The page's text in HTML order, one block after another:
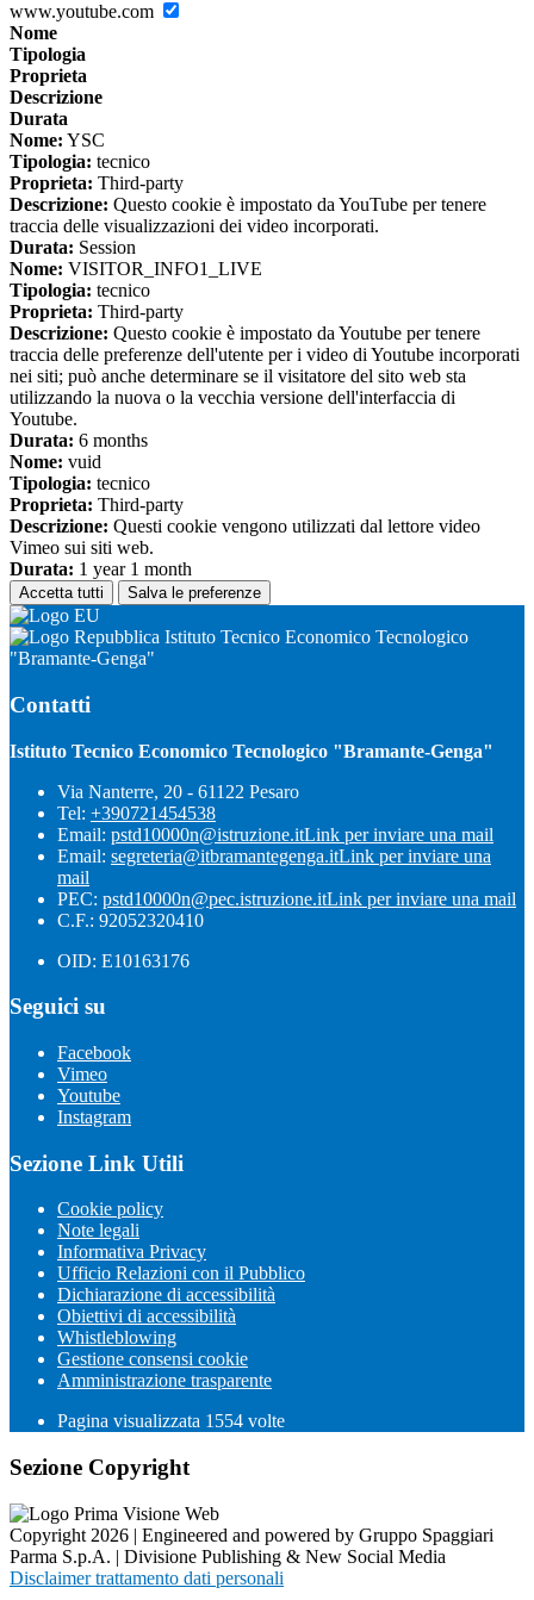
www.youtube.com
Nome
Tipologia
Proprieta
Descrizione
Durata
Nome: YSC
Tipologia: tecnico
Proprieta: Third-party
Descrizione: Questo cookie è impostato da YouTube per tenere
traccia delle visualizzazioni dei video incorporati.
Durata: Session
Nome: VISITOR_INFO1_LIVE
Tipologia: tecnico
Proprieta: Third-party
Descrizione: Questo cookie è impostato da Youtube per tenere
traccia delle preferenze dell'utente per i video di Youtube incorporati
nei siti; può anche determinare se il visitatore del sito web sta
utilizzando la nuova o la vecchia versione dell'interfaccia di
Youtube.
Durata: 6 months
Nome: vuid
Tipologia: tecnico
Proprieta: Third-party
Descrizione: Questi cookie vengono utilizzati dal lettore video
Vimeo sui siti web.
Durata: 1 year 1 month
Accetta tutti Salva le preferenze
Istituto Tecnico Economico Tecnologico
"Bramante-Genga"
Contatti
Istituto Tecnico Economico Tecnologico "Bramante-Genga"
Via Nanterre, 20 - 61122 Pesaro
Tel: +390721454538
Email: pstd10000n@istruzione.itLink per inviare una mail
Email: segreteria@itbramantegenga.itLink per inviare una
mail
PEC: pstd10000n@pec.istruzione.itLink per inviare una mail
C.F.: 92052320410
OID: E10163176
Seguici su
Facebook
Vimeo
Youtube
Instagram
Sezione Link Utili
Cookie policy
Note legali
Informativa Privacy
Ufficio Relazioni con il Pubblico
Dichiarazione di accessibilità
Obiettivi di accessibilità
Whistleblowing
Gestione consensi cookie
Amministrazione trasparente
Pagina visualizzata 1554 volte
Sezione Copyright
Copyright 2026 | Engineered and powered by Gruppo Spaggiari
Parma S.p.A. | Divisione Publishing & New Social Media
Disclaimer trattamento dati personali